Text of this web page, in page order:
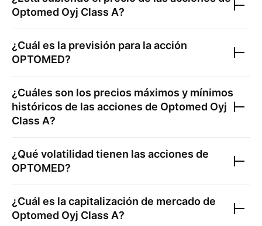
Optomed Oyj Class A?
¿Cuál es la previsión para la acción
OPTOMED?
¿Cuáles son los precios máximos y mínimos
históricos de las acciones de Optomed Oyj
Class A?
¿Qué volatilidad tienen las acciones de
OPTOMED?
¿Cuál es la capitalización de mercado de
Optomed Oyj Class A?